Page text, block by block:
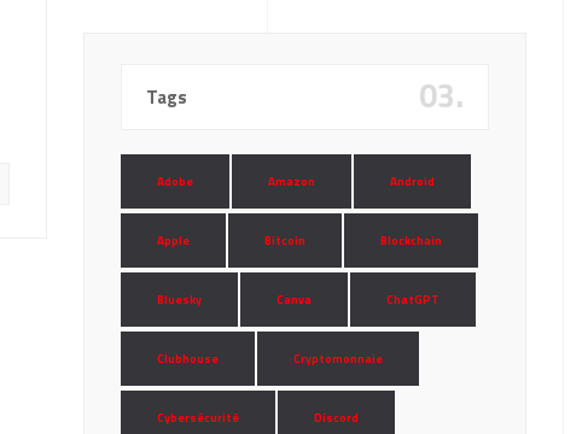
Tags 03.
Adobe Amazon Android
Apple Bitcoin Blockchain
Bluesky Canva ChatGPT
Clubhouse Cryptomonnaie
Cybersécurité Discord